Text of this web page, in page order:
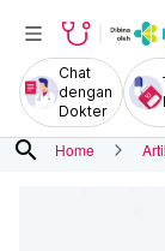
Chat
dengan
Dokter
search Home